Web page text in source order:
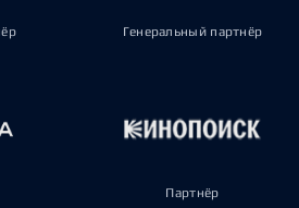
Генеральный партнёр
Партнёр